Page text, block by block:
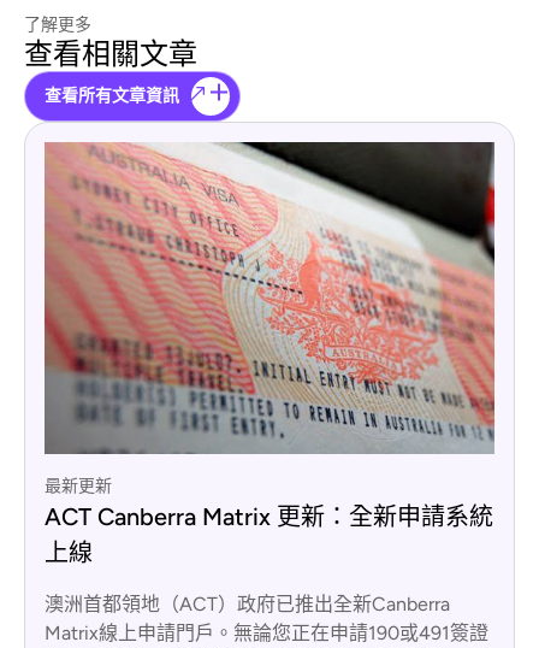
了解更多
查看相關文章
查看所有文章資訊
最新更新
ACT Canberra Matrix 更新：全新申請系統
上線
澳洲首都領地（ACT）政府已推出全新Canberra
Matrix線上申請門戶。無論您正在申請190或491簽證